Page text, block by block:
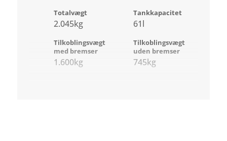
Totalvægt
2.045kg
Tankkapacitet
61l
Tilkoblingsvægt
med bremser
1.600kg
Tilkoblingsvægt
uden bremser
745kg